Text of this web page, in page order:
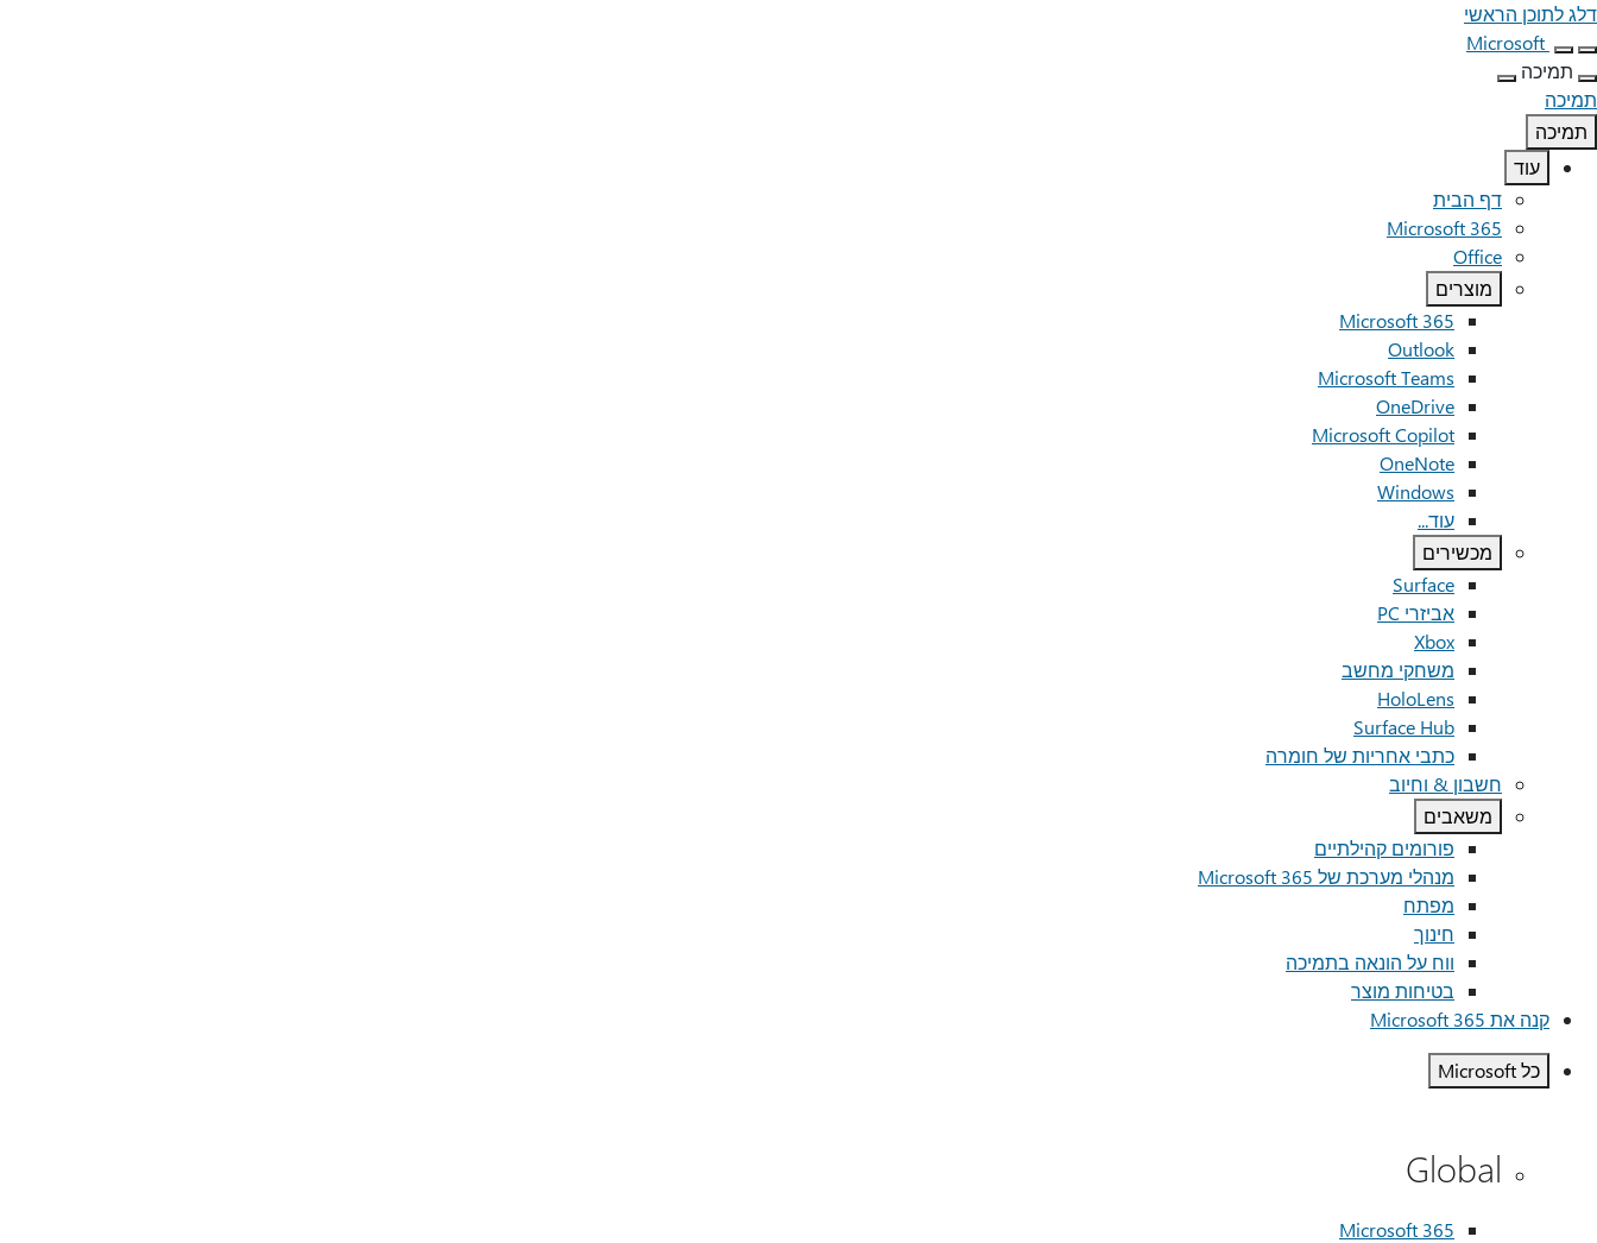
דלג לתוכן הראשי
Microsoft
תמיכה
תמיכה
תמיכה
עוד
דף הבית
Microsoft 365
Office
מוצרים
Microsoft 365
Outlook
Microsoft Teams
OneDrive
Microsoft Copilot
OneNote
Windows
עוד...
מכשירים
Surface
אביזרי PC
Xbox
משחקי מחשב
HoloLens
Surface Hub
כתבי אחריות של חומרה
חשבון & וחיוב
משאבים
פורומים קהילתיים
מנהלי מערכת של Microsoft 365
מפתח
חינוך
ווח על הונאה בתמיכה
בטיחות מוצר
קנה את Microsoft 365
כל Microsoft
Global
Microsoft 365